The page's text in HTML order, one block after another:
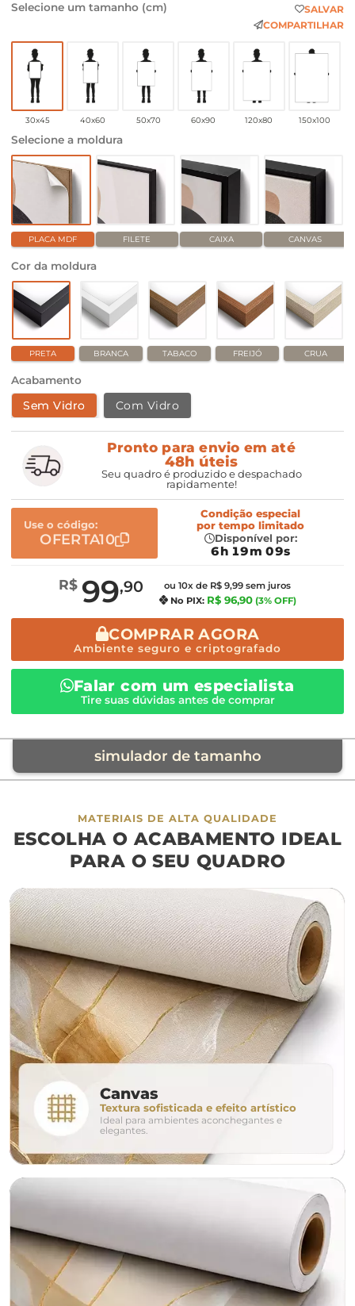
Selecione um tamanho (cm)
SALVAR
COMPARTILHAR
30x45 40x60 50x70 60x90 120x80 150x100
Selecione a moldura
PLACA MDF FILETE CAIXA CANVAS
Cor da moldura
PRETA BRANCA TABACO FREIJÓ CRUA
Acabamento
Sem Vidro Com Vidro
Pronto para envio em até
48h úteis
Seu quadro é produzido e despachado
rapidamente!
Use o código:
OFERTA10
Condição especial
por tempo limitado
Disponível por:
6h 19m 08s
R$ 99,90
ou 10x de R$ 9,99 sem juros
No PIX: R$ 96,90 (3% OFF)
COMPRAR AGORA
Ambiente seguro e criptografado
Falar com um especialista
Tire suas dúvidas antes de comprar
simulador de tamanho
móvel de referência
sofá cama
largura aproximada
160cm 200cm
280cm 320cm
conjunto
avulso duo
o tamanho ideal para o seu ambiente é
MATERIAIS DE ALTA QUALIDADE
ESCOLHA O ACABAMENTO IDEAL
PARA O SEU QUADRO
Canvas
Textura sofisticada e efeito artístico
Ideal para ambientes aconchegantes e
elegantes.